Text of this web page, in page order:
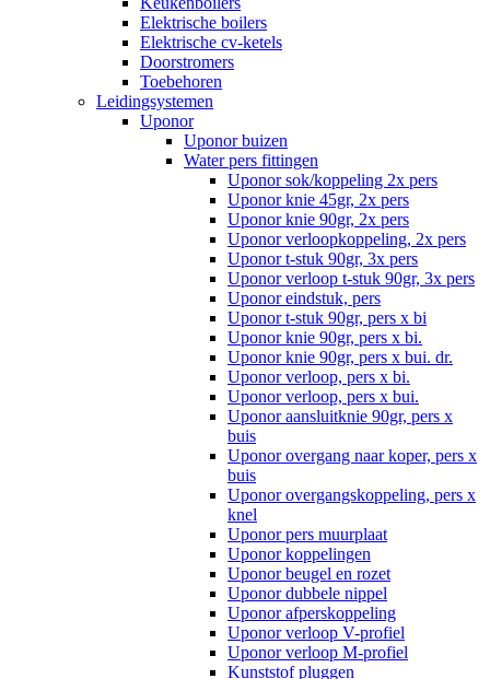
Elektrische boilers
Elektrische cv-ketels
Doorstromers
Toebehoren
Leidingsystemen
Uponor
Uponor buizen
Water pers fittingen
Uponor sok/koppeling 2x pers
Uponor knie 45gr, 2x pers
Uponor knie 90gr, 2x pers
Uponor verloopkoppeling, 2x pers
Uponor t-stuk 90gr, 3x pers
Uponor verloop t-stuk 90gr, 3x pers
Uponor eindstuk, pers
Uponor t-stuk 90gr, pers x bi
Uponor knie 90gr, pers x bi.
Uponor knie 90gr, pers x bui. dr.
Uponor verloop, pers x bi.
Uponor verloop, pers x bui.
Uponor aansluitknie 90gr, pers x
buis
Uponor overgang naar koper, pers x
buis
Uponor overgangskoppeling, pers x
knel
Uponor pers muurplaat
Uponor koppelingen
Uponor beugel en rozet
Uponor dubbele nippel
Uponor afperskoppeling
Uponor verloop V-profiel
Uponor verloop M-profiel
Kunststof pluggen